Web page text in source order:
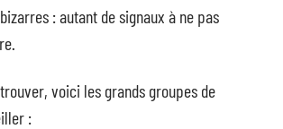
: autant de signaux à ne pas
voici les grands groupes de
: